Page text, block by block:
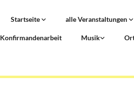
Startseite alle Veranstaltungen
Konfirmandenarbeit Musik